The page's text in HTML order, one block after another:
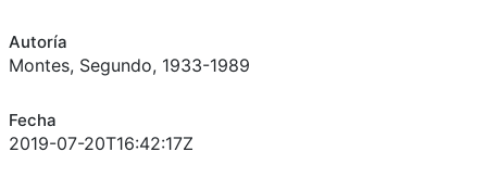
Autoría
Montes, Segundo, 1933-1989
Fecha
2019-07-20T16:42:17Z